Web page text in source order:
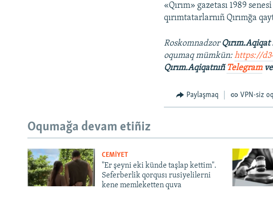
«Qırım» gazetası 1989
qırımtatarlarnıñ Qırımğa
Roskomnadzor Qırım.Aqiqat
oqumaq mümkün:https://
Qırım.AqiqatnıñTelegram
Paylaşmaq VPN-siz
Oqumağa devam etiñiz
CEMİYET
"Er şeyni eki künde taşlap kettim".
Seferberlik qorqusı rusiyelilerni
kene memleketten quva